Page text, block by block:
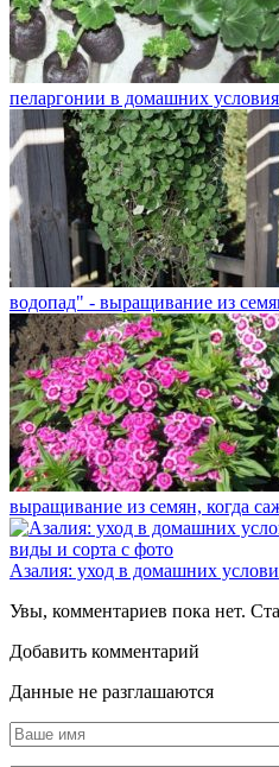
пеларгонии в домашних
водопад" - выращивание из
выращивание из семян, когда
Азалия: уход в домашних
Увы, комментариев пока нет.
Добавить комментарий
Данные не разглашаются